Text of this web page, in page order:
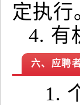
定执行
4. 有
六、应聘
1.